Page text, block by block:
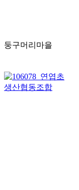
둥구머리마을